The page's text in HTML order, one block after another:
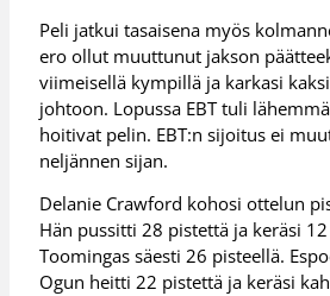
Peli jatkui tasaisena myös
ero ollut muuttunut jakson
viimeisellä kympillä ja karkasi
johtoon. Lopussa EBT tuli
hoitivat pelin. EBT:n sijoitus ei
neljännen sijan.
Delanie Crawford kohosi ottelun
Hän pussitti 28 pistettä ja keräsi
Toomingas säesti 26 pisteellä.
Ogun heitti 22 pistettä ja keräsi